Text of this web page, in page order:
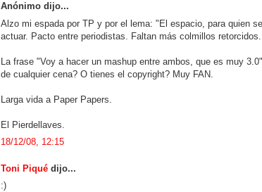
Anónimo dijo...
Alzo mi espada por TP y por el lema: "El espacio, para quien
actuar. Pacto entre periodistas. Faltan más colmillos retorcidos.
La frase "Voy a hacer un mashup entre ambos, que es muy
de cualquier cena? O tienes el copyright? Muy FAN.
Larga vida a Paper Papers.
El Pierdellaves.
18/12/08, 12:15
Toni Piqué dijo...
:)